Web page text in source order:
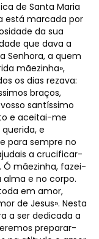
de Santa Maria
está marcada por
da sua
que dava a
Senhora, a quem
mãezinha»,
os dias rezava:
braços,
santíssimo
e aceitai-me
e
para sempre no
a crucificar-
mãezinha, fazei-
e no corpo.
em amor,
de Jesus». Nesta
a ser dedicada a
preparar-